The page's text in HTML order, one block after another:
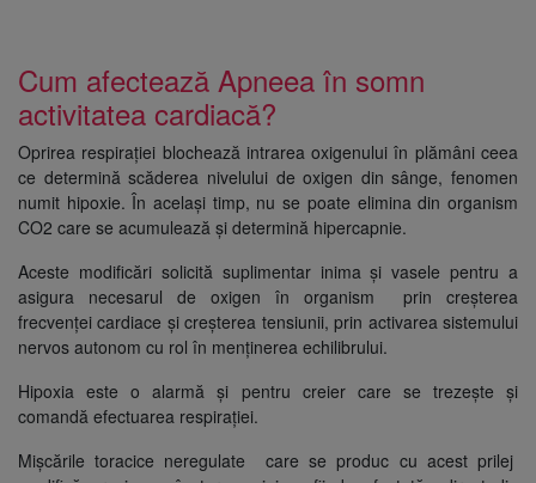
Cum afectează Apneea în somn
activitatea cardiacă?
Oprirea respirației blochează intrarea oxigenului în plămâni ceea
ce determină scăderea nivelului de oxigen din sânge, fenomen
numit hipoxie. În același timp, nu se poate elimina din organism
CO2 care se acumulează și determină hipercapnie.
Aceste modificări solicită suplimentar inima și vasele pentru a
asigura necesarul de oxigen în organism prin creșterea
frecvenței cardiace și creșterea tensiunii, prin activarea sistemului
nervos autonom cu rol în menținerea echilibrului.
Hipoxia este o alarmă și pentru creier care se trezește și
comandă efectuarea respirației.
Mișcările toracice neregulate care se produc cu acest prilej